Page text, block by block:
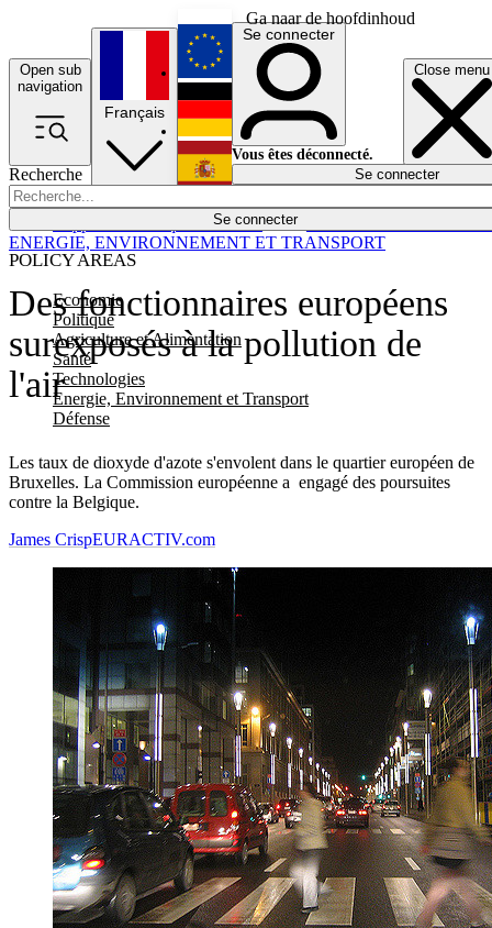
Ga naar de hoofdinhoud
Open sub
navigation
Close menu
Recherche
Se connecter
POLICY AREAS
Economie
Politique
Agriculture et Alimentation
Santé
Technologies
Energie, Environnement et Transport
Défense
Économie
Français
English
Deutsch
Español
Se connecter
Vous êtes déconnecté.
Se connecter
Des fonctionnaires européens
surexposés à la pollution de
l'air
Les taux de dioxyde d'azote s'envolent dans le quartier européen de
Bruxelles. La Commission européenne a engagé des poursuites
contre la Belgique.
ENERGIE, ENVIRONNEMENT ET TRANSPORT
James CrispEURACTIV.com